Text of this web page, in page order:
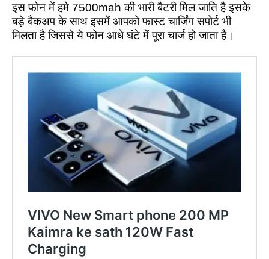
इस फोन में हमे 7500mah की भारी बैटरी मिल जाति है इसके
बड़े बैकअप के साथ इसमें आपको फास्ट चार्जिंग सपोर्ट भी
मिलता है जिससे ये फोन आधे घंटे में पूरा चार्ज हो जाता है।